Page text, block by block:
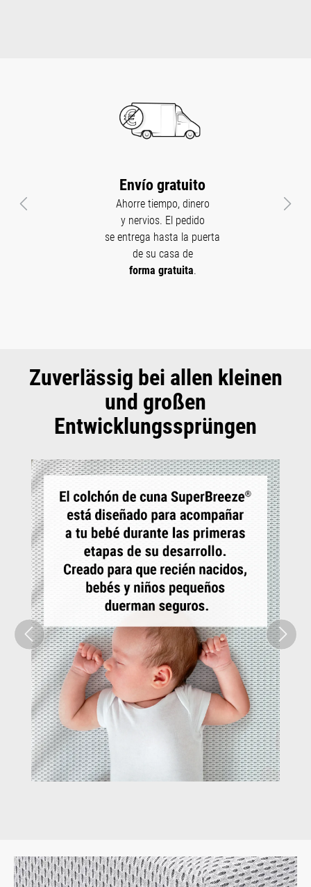
Envío gratuito
Ahorre tiempo, dinero
y nervios. El pedido
se entrega hasta la puerta
de su casa de
forma gratuita.
Anterior
Zuverlässig bei allen kleinen
und großen
Entwicklungssprüngen
Omitir galería de imágenes